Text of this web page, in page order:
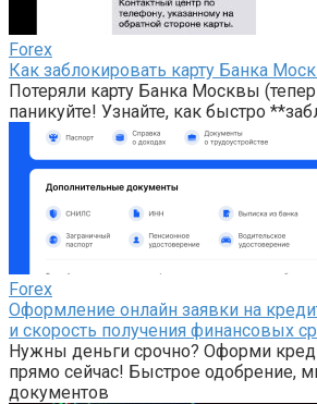
Forex
Как заблокировать карту Банка
Потеряли карту Банка Москвы
паникуйте! Узнайте, как быстро
Forex
Оформление онлайн заявки на
и скорость получения финансовых
Нужны деньги срочно? Оформи
прямо сейчас! Быстрое одобрение,
документов